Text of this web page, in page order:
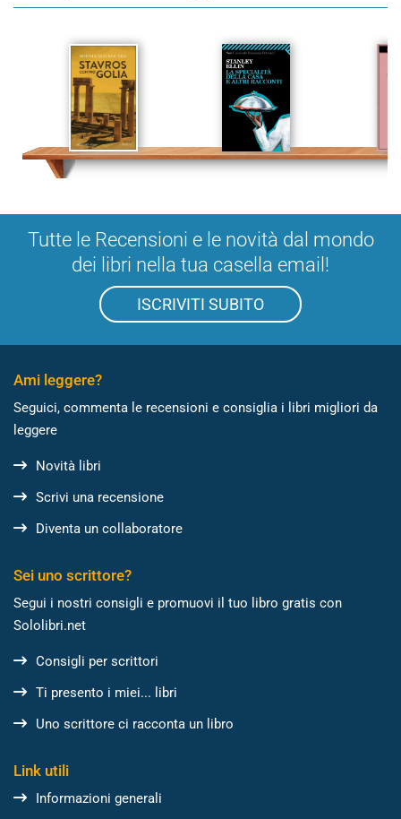
Tutte le Recensioni e le novità dal mondo
dei libri nella tua casella email!
ISCRIVITI SUBITO
Ami leggere?
Seguici, commenta le recensioni e consiglia i libri migliori da
leggere
Novità libri
Scrivi una recensione
Diventa un collaboratore
Sei uno scrittore?
Segui i nostri consigli e promuovi il tuo libro gratis con
Sololibri.net
Consigli per scrittori
Ti presento i miei... libri
Uno scrittore ci racconta un libro
Link utili
Informazioni generali